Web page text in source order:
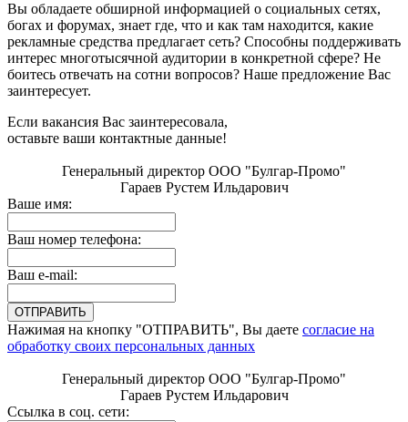
Вы обладаете обширной информацией о социальных сетях,
богах и форумах, знает где, что и как там находится, какие
рекламные средства предлагает сеть? Способны поддерживать
интерес многотысячной аудитории в конкретной сфере? Не
боитесь отвечать на сотни вопросов? Наше предложение Вас
заинтересует.
Если вакансия Вас заинтересовала,
оставьте ваши контактные данные!
Генеральный директор ООО "Булгар-Промо"
Гараев Рустем Ильдарович
Ваше имя:
Ваш номер телефона:
Ваш e-mail:
Нажимая на кнопку "ОТПРАВИТЬ", Вы даете согласие на
обработку своих персональных данных
Генеральный директор ООО "Булгар-Промо"
Гараев Рустем Ильдарович
Ссылка в соц. сети: